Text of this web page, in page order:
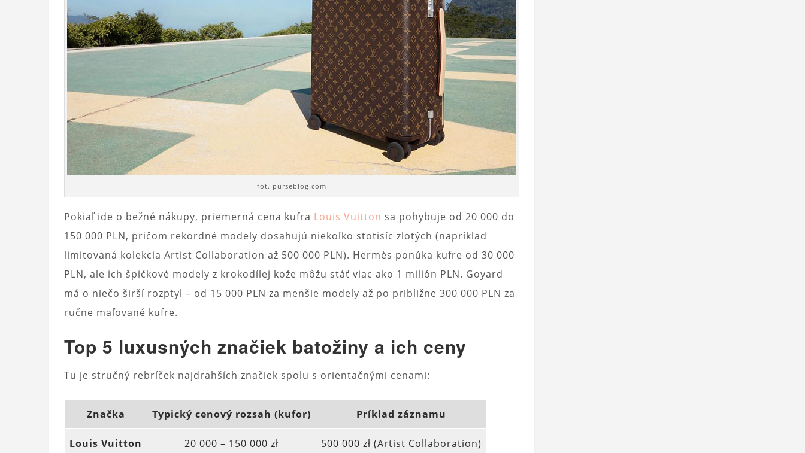
fot. purseblog.com
Pokiaľ ide o bežné nákupy, priemerná cena kufra Louis Vuitton sa pohybuje od 20 000 do
150 000 PLN, pričom rekordné modely dosahujú niekoľko stotisíc zlotých (napríklad
limitovaná kolekcia Artist Collaboration až 500 000 PLN). Hermès ponúka kufre od 30 000
PLN, ale ich špičkové modely z krokodílej kože môžu stáť viac ako 1 milión PLN. Goyard
má o niečo širší rozptyl – od 15 000 PLN za menšie modely až po približne 300 000 PLN za
ručne maľované kufre.
Top 5 luxusných značiek batožiny a ich ceny
Tu je stručný rebríček najdrahších značiek spolu s orientačnými cenami:
Značka Typický cenový rozsah (kufor) Príklad záznamu
Louis Vuitton 20 000 – 150 000 zł 500 000 zł (Artist Collaboration)